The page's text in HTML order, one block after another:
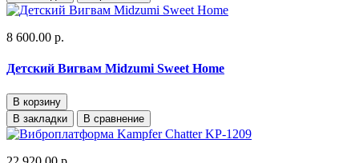
8 600.00 р.
Детский Вигвам Midzumi Sweet Home
В корзину
В закладки
В сравнение